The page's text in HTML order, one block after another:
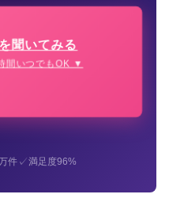
聞いてみる
間いつでもOK ▼
件✓満足度96%